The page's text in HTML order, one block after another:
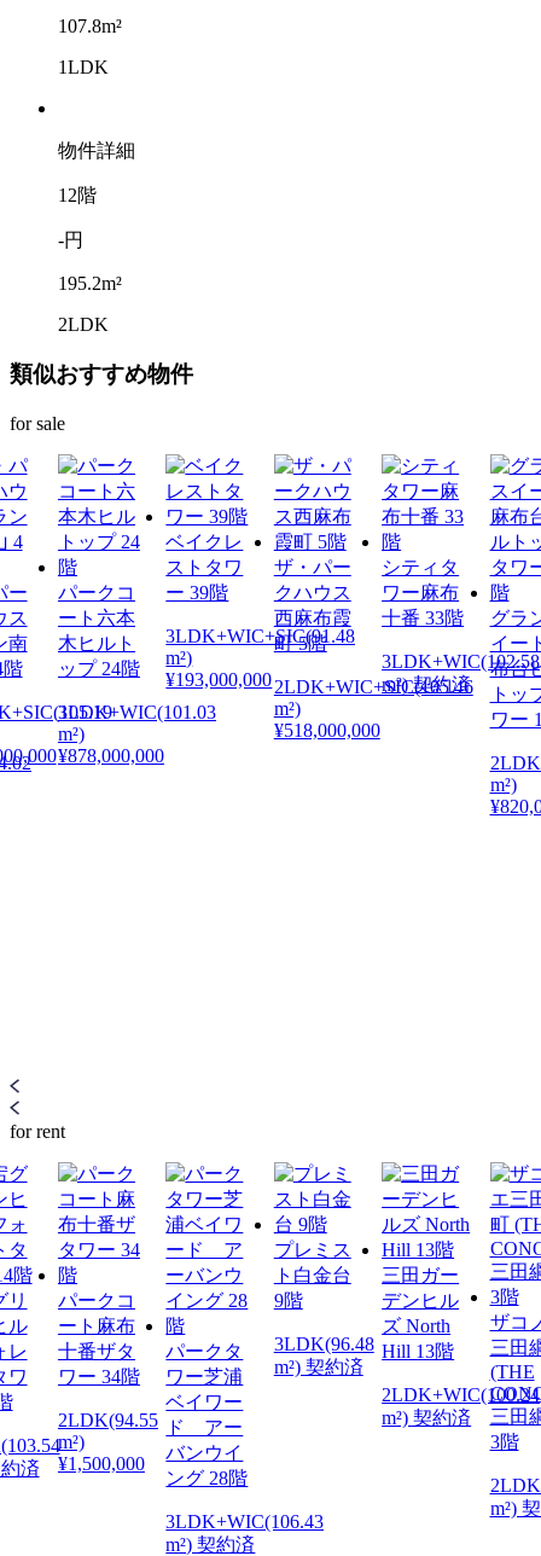
107.8m²
1LDK
物件詳細
12階
-円
195.2m²
2LDK
類似おすすめ物件
for sale
ー
ス
南
階
パークコ
ート六本
木ヒルト
ップ 24階
3LDK+WIC(101.03
m²)
¥878,000,000
ベイクレ
ストタワ
ー 39階
3LDK+WIC+SIC(91.48
m²)
¥193,000,000
ザ・パー
クハウス
西麻布霞
町 5階
2LDK+WIC+SIC(105.46
m²)
¥518,000,000
シティタ
ワー麻布
十番 33階
3LDK+WIC(102.58
m²) 契約済
グラ
イー
布台
トッ
ワー
m²)
for rent
リ
ル
レ
ワ
済
パークコ
ート麻布
十番ザタ
ワー 34階
2LDK(94.55
m²)
¥1,500,000
パークタ
ワー芝浦
ベイワー
ド アー
バンウイ
ング 28階
3LDK+WIC(106.43
m²) 契約済
プレミス
ト白金台
9階
3LDK(96.48
m²) 契約済
三田ガー
デンヒル
ズ North
Hill 13階
2LDK+WIC(100.24
m²) 契約済
ザコ
三田
(THE
三田
3階
m²)